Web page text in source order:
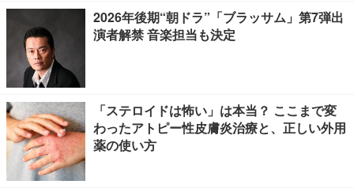
2026年後期“朝ドラ”「ブラッサム」第7弾出
演者解禁 音楽担当も決定
「ステロイドは怖い」は本当？ ここまで変
わったアトピー性皮膚炎治療と、正しい外用
薬の使い方